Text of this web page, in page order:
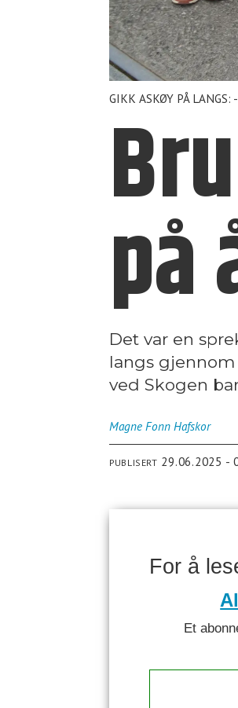
GIKK ASKØY PÅ
på
Det var en
langs
ved Skogen
Magne Fonn Hafskor
PUBLISERT 29.06.2025 -
For å
Et